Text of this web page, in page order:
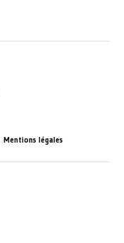
Mentions légales